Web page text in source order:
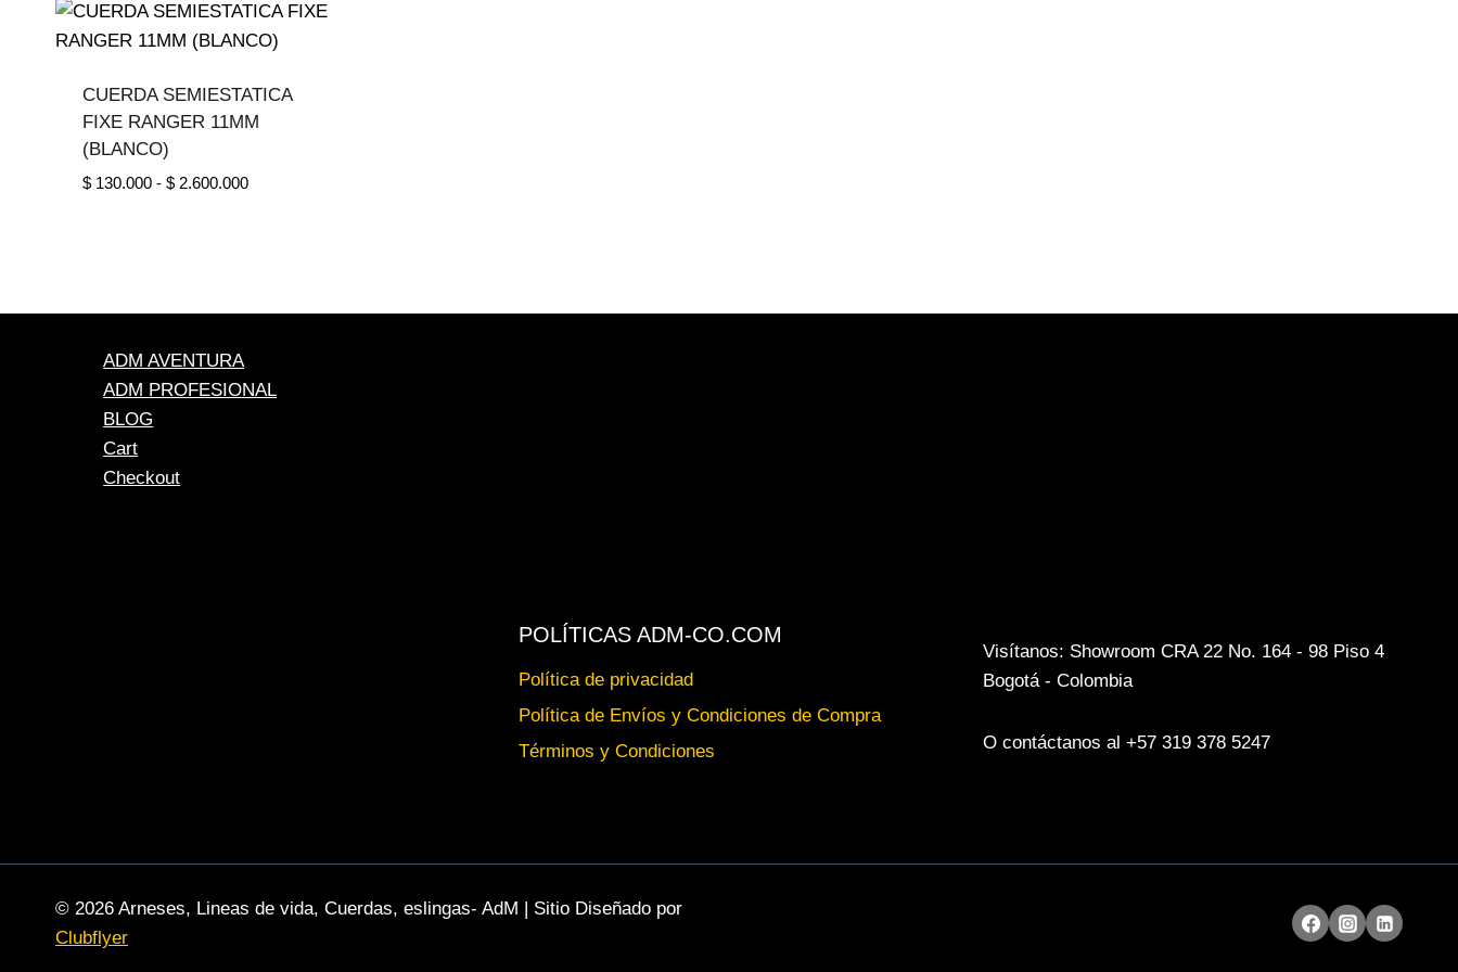
CUERDA SEMIESTATICA
FIXE RANGER 11MM
(BLANCO)
$130.000 - $2.600.000Rango
ADM AVENTURA
ADM PROFESIONAL
BLOG
Cart
Checkout
POLÍTICAS ADM-CO.COM
Política de privacidad
Política de Envíos y Condiciones de Compra
Términos y Condiciones
Visítanos: Showroom CRA 22 No. 164 - 98 Piso 4
Bogotá - Colombia
O contáctanos al +57 319 378 5247
© 2026 Arneses, Lineas de vida, Cuerdas, eslingas- AdM | Sitio Diseñado por
Clubflyer